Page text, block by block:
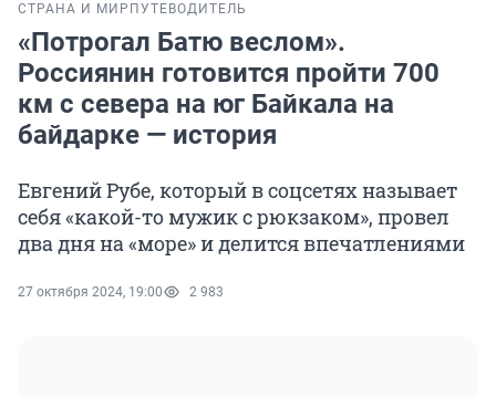
СТРАНА И МИР ПУТЕВОДИТЕЛЬ
«Потрогал Батю веслом».
Россиянин готовится пройти 700
км с севера на юг Байкала на
байдарке — история
Евгений Рубе, который в соцсетях называет
себя «какой-то мужик с рюкзаком», провел
два дня на «море» и делится впечатлениями
27 октября 2024, 19:00 2 983